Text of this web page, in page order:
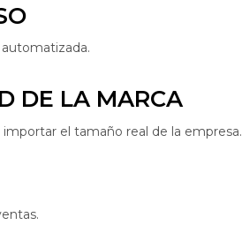
DE LA MARCA
el tamaño real de la empresa.